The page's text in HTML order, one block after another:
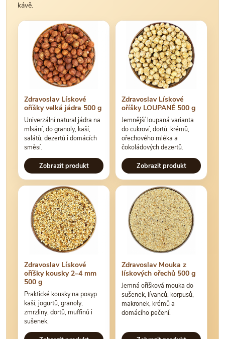
kávě.
Zdravoslav Lískové
oříšky velká jádra 500 g
Univerzální natural jádra na
mlsání, do granoly, kaší,
salátů, dezertů i domácích
směsí.
Zobrazit produkt
Zdravoslav Lískové
oříšky LOUPANÉ 500 g
Jemnější loupaná varianta
do cukroví, dortů, krémů,
ořechového mléka a
čokoládových dezertů.
Zobrazit produkt
Zdravoslav Lískové
oříšky kousky 2–4 mm
500 g
Praktické kousky na posyp
kaší, jogurtů, granoly,
zmrzliny, dortů, muffinů i
sušenek.
Zdravoslav Mouka z
lískových ořechů 500 g
Jemná oříšková mouka do
sušenek, lívanců, korpusů,
makronek, krémů a
domácího pečení.